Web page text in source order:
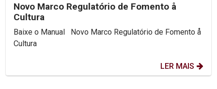
Novo Marco Regulatório de Fomento å
Cultura
Baixe o Manual Novo Marco Regulatório de Fomento å
Cultura
LER MAIS